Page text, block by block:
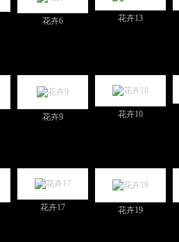
花卉6 花卉13
花卉9 花卉10
花卉17 花卉19